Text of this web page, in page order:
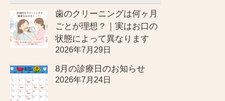
歯のクリーニングは何ヶ月
ごとが理想？｜実はお口の
状態によって異なります
2026年7月29日
8月の診療日のお知らせ
2026年7月24日